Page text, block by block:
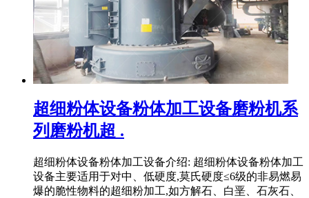
超细粉体设备粉体加工设备磨粉机系
列磨粉机超 .
超细粉体设备粉体加工设备介绍: 超细粉体设备粉体加工
设备主要适用于对中、低硬度,莫氏硬度≤6级的非易燃易
爆的脆性物料的超细粉加工,如方解石、白垩、石灰石、